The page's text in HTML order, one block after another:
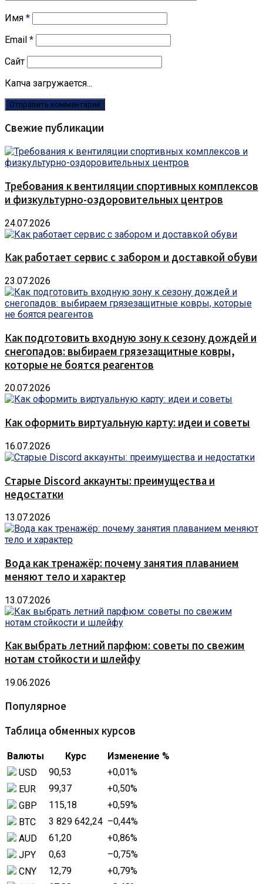
Имя *
Email *
Сайт
Капча загружается...
Свежие публикации
Требования к вентиляции спортивных комплексов
и физкультурно-оздоровительных центров
24.07.2026
Как работает сервис с забором и доставкой обуви
23.07.2026
Как подготовить входную зону к сезону дождей и
снегопадов: выбираем грязезащитные ковры,
которые не боятся реагентов
20.07.2026
Как оформить виртуальную карту: идеи и советы
16.07.2026
Старые Discord аккаунты: преимущества и
недостатки
13.07.2026
Вода как тренажёр: почему занятия плаванием
меняют тело и характер
13.07.2026
Как выбрать летний парфюм: советы по свежим
нотам стойкости и шлейфу
19.06.2026
Популярное
Таблица обменных курсов
Валюты Курс
Изменение %
USD
90,53 +0,01%
EUR
99,37 +0,50%
GBP
115,18 +0,59%
BTC
3 829 642,24 –0,44%
AUD
61,20 +0,86%
JPY
0,63 –0,75%
CNY
12,79 +0,79%